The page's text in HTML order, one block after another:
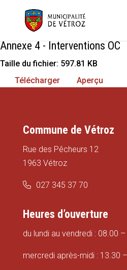
Annexe 4 - Interventions OC
Taille du fichier: 597.81 KB
Télécharger
Aperçu
Commune de Vétroz
Rue des Pêcheurs 12
1963 Vétroz
027 345 37 70
Heures d’ouverture
du lundi au vendredi : 08.00
mercredi après-midi : 13.30